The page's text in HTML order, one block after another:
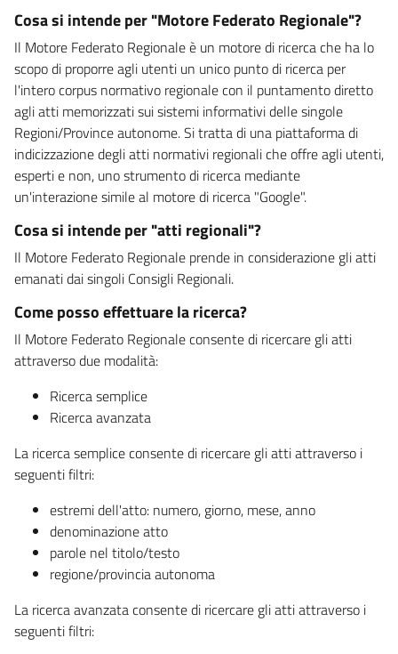
Cosa si intende per "Motore Federato Regionale"?
Il Motore Federato Regionale è un motore di ricerca che ha lo
scopo di proporre agli utenti un unico punto di ricerca per
l'intero corpus normativo regionale con il puntamento diretto
agli atti memorizzati sui sistemi informativi delle singole
Regioni/Province autonome. Si tratta di una piattaforma di
indicizzazione degli atti normativi regionali che offre agli utenti,
esperti e non, uno strumento di ricerca mediante
un'interazione simile al motore di ricerca "Google".
Cosa si intende per "atti regionali"?
Il Motore Federato Regionale prende in considerazione gli atti
emanati dai singoli Consigli Regionali.
Come posso effettuare la ricerca?
Il Motore Federato Regionale consente di ricercare gli atti
attraverso due modalità:
Ricerca semplice
Ricerca avanzata
La ricerca semplice consente di ricercare gli atti attraverso i
seguenti filtri:
estremi dell'atto: numero, giorno, mese, anno
denominazione atto
parole nel titolo/testo
regione/provincia autonoma
La ricerca avanzata consente di ricercare gli atti attraverso i
seguenti filtri: